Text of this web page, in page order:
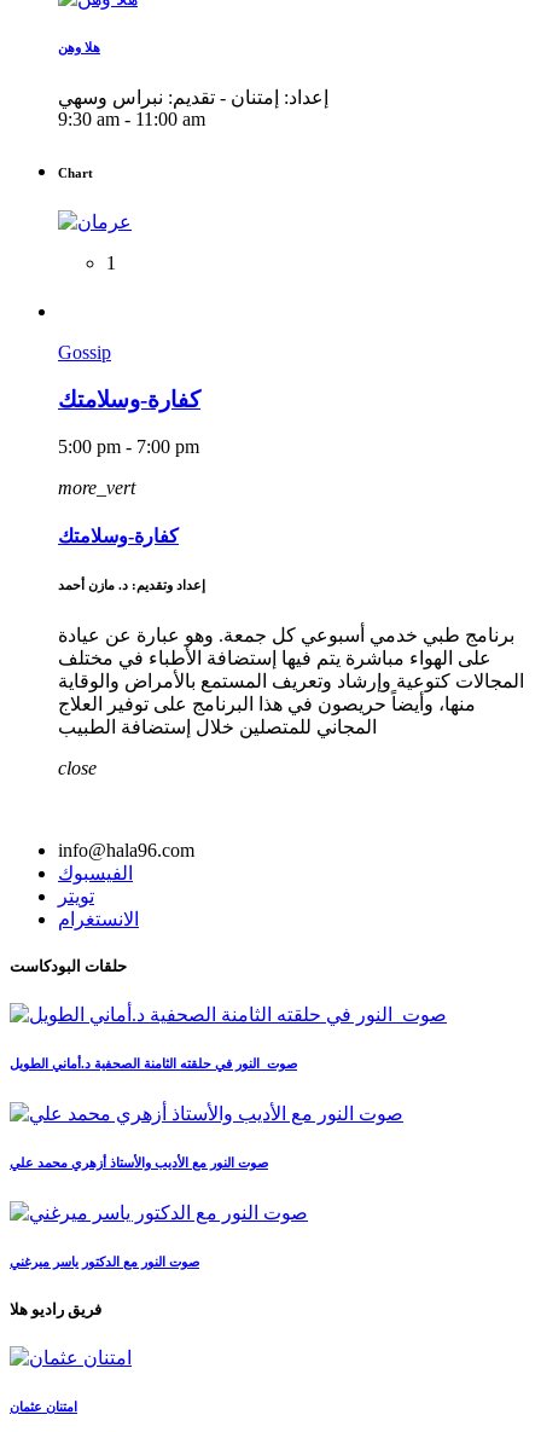
هلا وهن
إعداد: إمتنان - تقديم: نبراس وسهي
9:30 am - 11:00 am
Chart
1
Gossip
كفارة-وسلامتك
5:00 pm - 7:00 pm
more_vert
كفارة-وسلامتك
إعداد وتقديم: د. مازن أحمد
برنامج طبي خدمي أسبوعي كل جمعة. وهو عبارة عن عيادة
على الهواء مباشرة يتم فيها إستضافة الأطباء في مختلف
المجالات كتوعية وإرشاد وتعريف المستمع بالأمراض والوقاية
منها، وأيضاً حريصون في هذا البرنامج على توفير العلاج
المجاني للمتصلين خلال إستضافة الطبيب
close
info@hala96.com
الفيسبوك
تويتر
الانستغرام
حلقات البودكاست
صوت_النور في حلقته الثامنة الصحفية د.أماني الطويل
صوت النور مع الأديب والأستاذ أزهري محمد علي
صوت النور مع الدكتور ياسر ميرغني
فريق راديو هلا
امتنان عثمان